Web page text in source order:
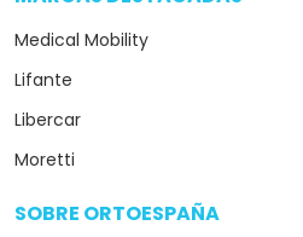
Medical Mobility
Lifante
Libercar
Moretti
SOBRE ORTOESPAÑA